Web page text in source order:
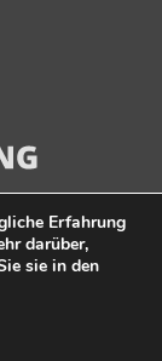
Erfahrung
darüber,
sie in den